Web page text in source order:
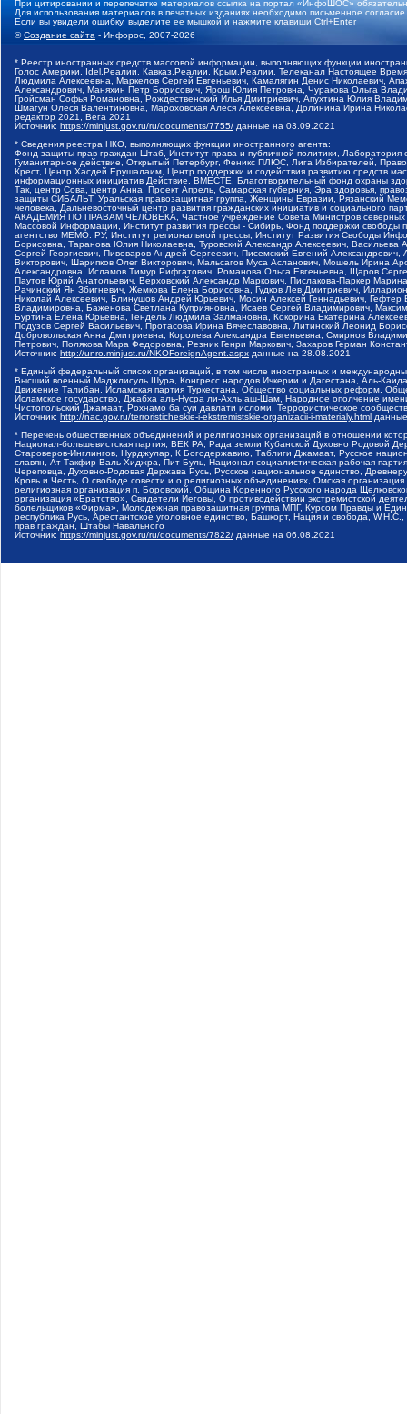
При цитировании и перепечатке материалов ссылка на портал «ИнфоШОС»
Для использования материалов в печатных изданиях необходимо письменное
Если вы увидели ошибку, выделите ее мышкой и нажмите клавиши Ctrl+Enter
©Создание сайта - Инфорос, 2007-2026
* Реестр иностранных средств массовой информации, выполняющих функции
Голос Америки, Idel.Реалии, Кавказ.Реалии, Крым.Реалии, Телеканал Настоящее
Людмила Алексеевна, Маркелов Сергей Евгеньевич, Камалягин Денис Николаевич,
Александрович, Маняхин Петр Борисович, Ярош Юлия Петровна, Чуракова Ольга
Гройсман Софья Романовна, Рождественский Илья Дмитриевич, Апухтина Юлия
Шмагун Олеся Валентиновна, Мароховская Алеся Алексеевна, Долинина Ирина
редактор 2021, Вега 2021
Источник: https://minjust.gov.ru/ru/documents/7755/ данные на 03.09.2021
* Сведения реестра НКО, выполняющих функции иностранного агента:
Фонд защиты прав граждан Штаб, Институт права и публичной политики,
Гуманитарное действие, Открытый Петербург, Феникс ПЛЮС, Лига Избирателей,
Крест, Центр Хасдей Ерушалаим, Центр поддержки и содействия развитию средств
информационных инициатив Действие, ВМЕСТЕ, Благотворительный фонд охраны
Так, центр Сова, центр Анна, Проект Апрель, Самарская губерния, Эра здоровья,
защиты СИБАЛЬТ, Уральская правозащитная группа, Женщины Евразии, Рязанский
человека, Дальневосточный центр развития гражданских инициатив и социального
АКАДЕМИЯ ПО ПРАВАМ ЧЕЛОВЕКА, Частное учреждение Совета Министров северных
Массовой Информации, Институт развития прессы - Сибирь, Фонд поддержки
агентство МЕМО. РУ, Институт региональной прессы, Институт Развития Свободы
Борисовна, Таранова Юлия Николаевна, Туровский Александр Алексеевич,
Сергей Георгиевич, Пивоваров Андрей Сергеевич, Писемский Евгений
Викторович, Шарипков Олег Викторович, Мальсагов Муса Асланович, Мошель Ирина
Александровна, Исламов Тимур Рифгатович, Романова Ольга Евгеньевна, Щаров
Паутов Юрий Анатольевич, Верховский Александр Маркович, Пислакова-Паркер
Рачинский Ян Збигневич, Жемкова Елена Борисовна, Гудков Лев Дмитриевич,
Николай Алексеевич, Блинушов Андрей Юрьевич, Мосин Алексей Геннадьевич,
Владимировна, Баженова Светлана Куприяновна, Исаев Сергей Владимирович,
Буртина Елена Юрьевна, Гендель Людмила Залмановна, Кокорина Екатерина
Подузов Сергей Васильевич, Протасова Ирина Вячеславовна, Литинский Леонид
Добровольская Анна Дмитриевна, Королева Александра Евгеньевна, Смирнов
Петрович, Полякова Мара Федоровна, Резник Генри Маркович, Захаров Герман
Источник: http://unro.minjust.ru/NKOForeignAgent.aspx данные на 28.08.2021
* Единый федеральный список организаций, в том числе иностранных и
Высший военный Маджлисуль Шура, Конгресс народов Ичкерии и Дагестана, Аль-
Движение Талибан, Исламская партия Туркестана, Общество социальных реформ,
Исламское государство, Джабха аль-Нусра ли-Ахль аш-Шам, Народное ополчение
Чистопольский Джамаат, Рохнамо ба суи давлати исломи, Террористическое
Источник: http://nac.gov.ru/terroristicheskie-i-ekstremistskie-organizacii-i-materialy.html
* Перечень общественных объединений и религиозных организаций в отношении
Национал-большевистская партия, ВЕК РА, Рада земли Кубанской Духовно Родовой
Староверов-Инглингов, Нурджулар, К Богодержавию, Таблиги Джамаат, Русское
славян, Ат-Такфир Валь-Хиджра, Пит Буль, Национал-социалистическая рабочая
Череповца, Духовно-Родовая Держава Русь, Русское национальное единство,
Кровь и Честь, О свободе совести и о религиозных объединениях, Омская
религиозная организация п. Боровский, Община Коренного Русского народа
организация «Братство», Свидетели Иеговы, О противодействии экстремистской
болельщиков «Фирма», Молодежная правозащитная группа МПГ, Курсом Правды и
республика Русь, Арестантское уголовное единство, Башкорт, Нация и свобода,
прав граждан, Штабы Навального
Источник: https://minjust.gov.ru/ru/documents/7822/ данные на 06.08.2021